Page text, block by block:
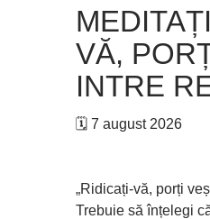
nu
vă
de
ziua
VĂ,
INTRE
🗓 7 august 2026
„Ridicați-vă, porți
Trebuie să înțelegi